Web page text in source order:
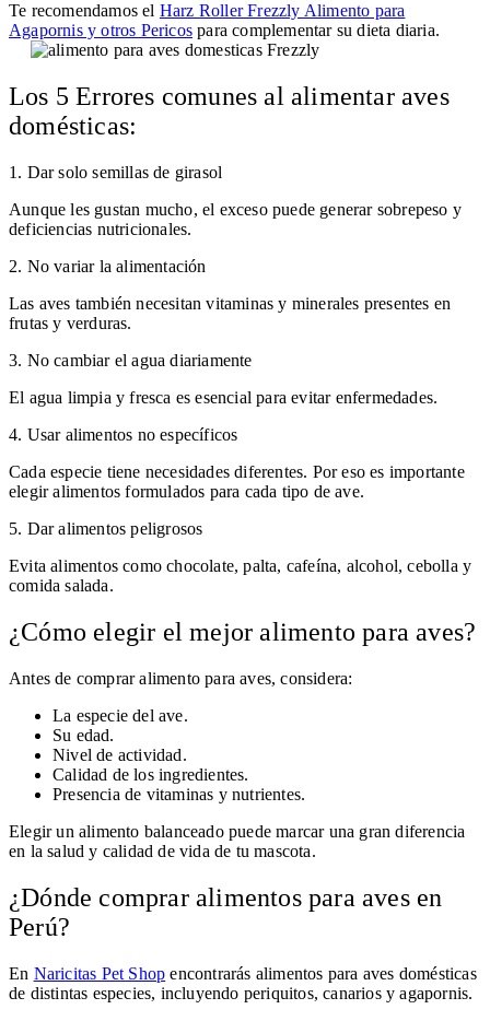
Te recomendamos el Harz Roller Frezzly Alimento para
Agapornis y otros Pericos para complementar su dieta diaria.
Los 5 Errores comunes al alimentar aves
domésticas:
1. Dar solo semillas de girasol
Aunque les gustan mucho, el exceso puede generar sobrepeso y
deficiencias nutricionales.
2. No variar la alimentación
Las aves también necesitan vitaminas y minerales presentes en
frutas y verduras.
3. No cambiar el agua diariamente
El agua limpia y fresca es esencial para evitar enfermedades.
4. Usar alimentos no específicos
Cada especie tiene necesidades diferentes. Por eso es importante
elegir alimentos formulados para cada tipo de ave.
5. Dar alimentos peligrosos
Evita alimentos como chocolate, palta, cafeína, alcohol, cebolla y
comida salada.
¿Cómo elegir el mejor alimento para aves?
Antes de comprar alimento para aves, considera:
La especie del ave.
Su edad.
Nivel de actividad.
Calidad de los ingredientes.
Presencia de vitaminas y nutrientes.
Elegir un alimento balanceado puede marcar una gran diferencia
en la salud y calidad de vida de tu mascota.
¿Dónde comprar alimentos para aves en
Perú?
En Naricitas Pet Shop encontrarás alimentos para aves domésticas
de distintas especies, incluyendo periquitos, canarios y agapornis.